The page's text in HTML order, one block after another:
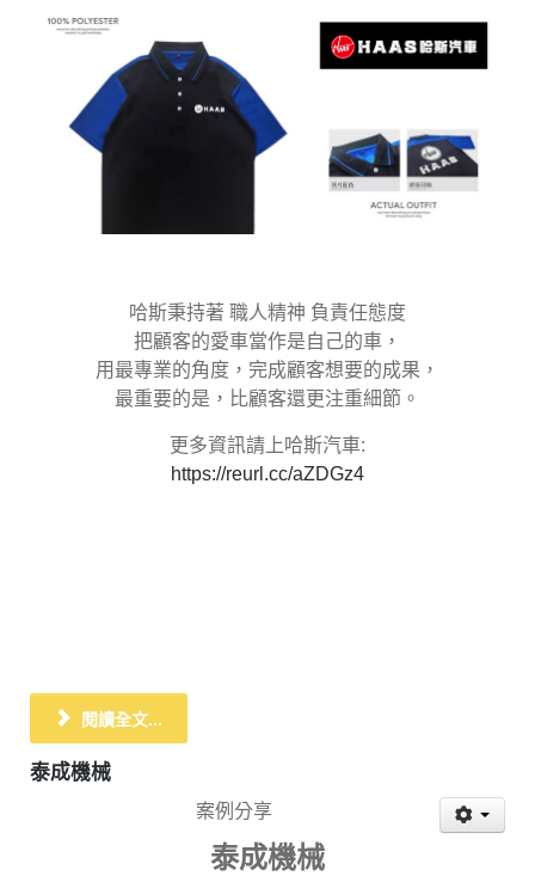
哈斯秉持著 職人精神 負責任態度
把顧客的愛車當作是自己的車，
用最專業的角度，完成顧客想要的成果，
最重要的是，比顧客還更注重細節。
更多資訊請上哈斯汽車:
https://reurl.cc/aZDGz4
閱讀全文...
泰成機械
案例分享
泰成機械